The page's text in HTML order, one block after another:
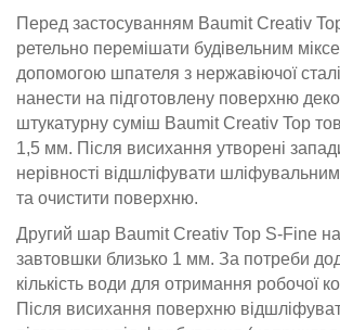
Перед застосуванням Baumit Creativ
ретельно перемішати будівельним
допомогою шпателя з нержавіючої
нанести на підготовлену поверхню
штукатурну суміш Baumit Creativ Top
1,5 мм. Після висихання утворені
нерівності відшліфувати
та очистити поверхню.
Другий шар Baumit Creativ Top S-Fine
завтовшки близько 1 мм. За потреби
кількість води для отримання робочої
Після висихання поверхню